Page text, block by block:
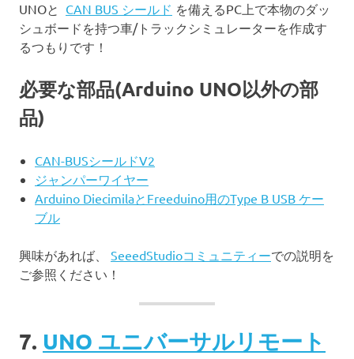
UNOと CAN BUS シールド を備えるPC上で本物のダッ
シュボードを持つ車/トラックシミュレーターを作成す
るつもりです！
必要な部品(Arduino UNO以外の部
品)
CAN-BUSシールドV2
ジャンパーワイヤー
Arduino DiecimilaとFreeduino用のType B USB ケー
ブル
興味があれば、 SeeedStudioコミュニティーでの説明を
ご参照ください！
7. UNO ユニバーサルリモート